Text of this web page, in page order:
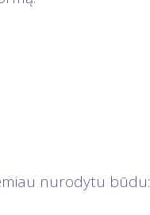
nurodytu būdu: